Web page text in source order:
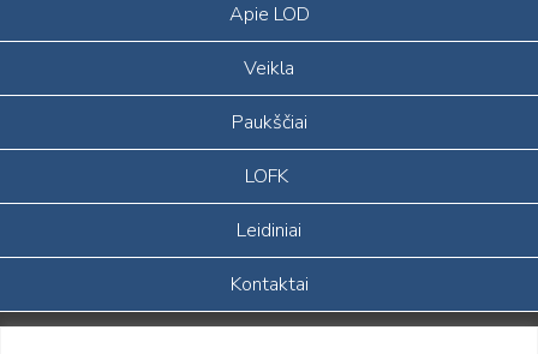
Apie LOD
Veikla
Paukščiai
LOFK
Leidiniai
Kontaktai